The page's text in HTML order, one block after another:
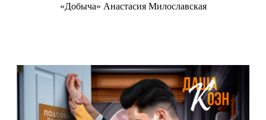
«Добыча» Анастасия Милославская